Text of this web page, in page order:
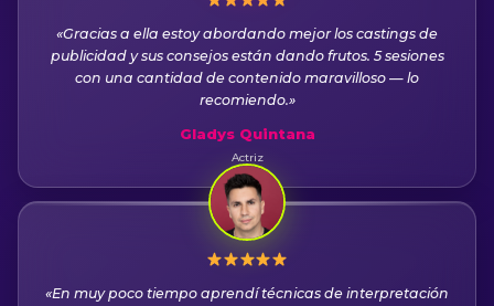
«Gracias a ella estoy abordando mejor los castings de
publicidad y sus consejos están dando frutos. 5 sesiones
con una cantidad de contenido maravilloso — lo
recomiendo.»
Gladys Quintana
Actriz
«En muy poco tiempo aprendí técnicas de interpretación